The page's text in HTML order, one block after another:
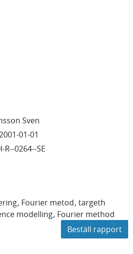
Sven
01-01
R--0264--SE
Fourier metod targeth
modelling Fourier method
Beställ rapport